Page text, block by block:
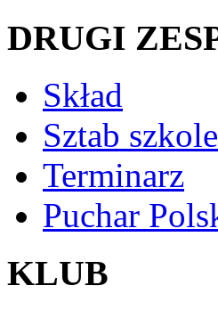
DRUGI
Skład
Sztab
Terminarz
Puchar
KLUB